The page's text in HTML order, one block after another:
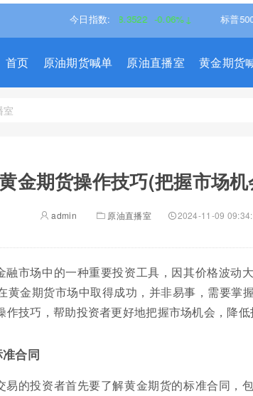
今日指数:
26348.3522 -0.06%↓ 标普500指数
首页 原油期货喊单 原油直播室 黄金期货
室
金期货操作技巧(把握市场
admin 原油直播室 2024-11-09
融市场中的一种重要投资工具，因其价格波动
黄金期货市场中取得成功，并非易事，需要掌
技巧，帮助投资者更好地把握市场机会，降低
合同
易的投资者首先要了解黄金期货的标准合同，